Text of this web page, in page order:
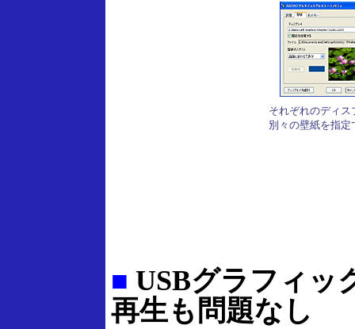
それぞれのディス
別々の壁紙を指定
■ USBグラフィッ
再生も問題なし